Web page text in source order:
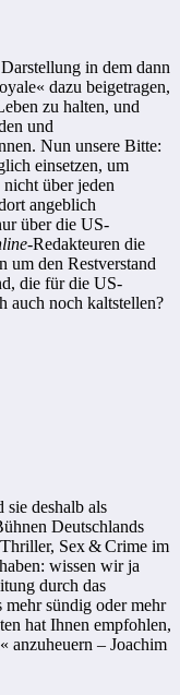
in dem dann
dazu beigetragen,
zu halten, und
und
Nun unsere Bitte:
einsetzen, um
über jeden
angeblich
über die US-
-Redakteuren die
um den Restverstand
die für die US-
auch noch kaltstellen?
deshalb als
Deutschlands
Sex & Crime im
wissen wir ja
durch das
mehr sündig oder mehr
hat Ihnen empfohlen,
anzuheuern – Joachim